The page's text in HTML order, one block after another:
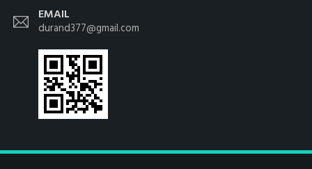
EMAIL
durand377@gmail.com